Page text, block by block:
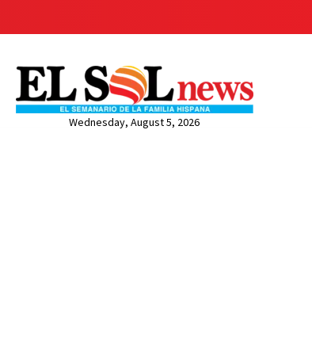
Wednesday, August 5, 2026